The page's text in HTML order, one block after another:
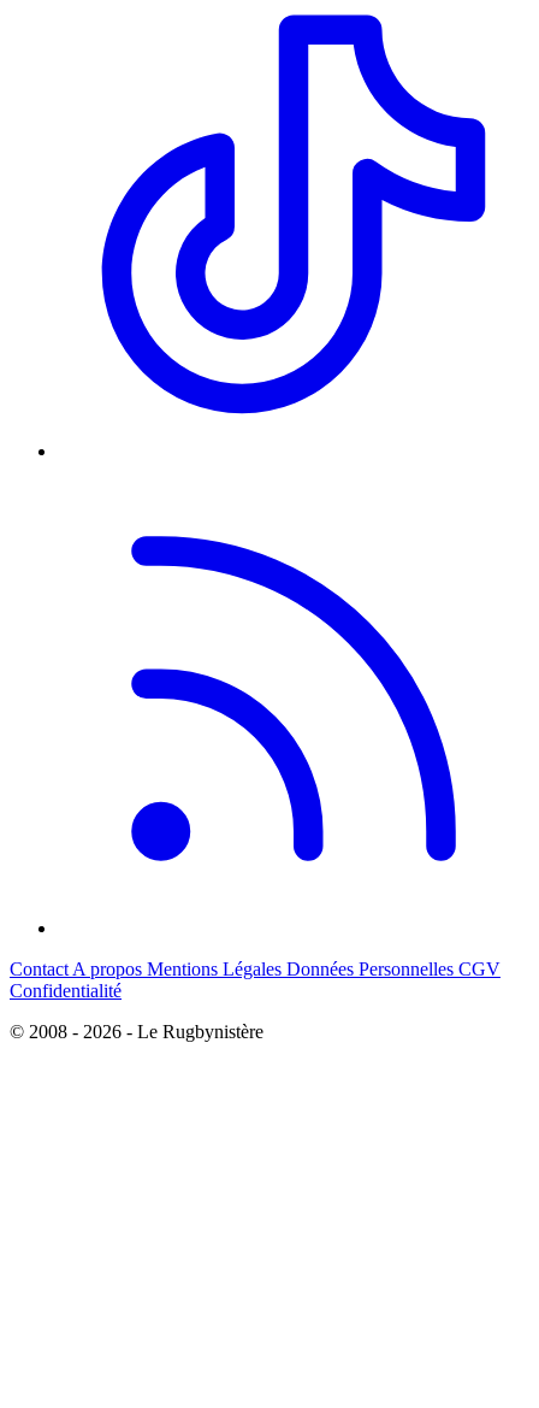
Contact A propos Mentions Légales Données Personnelles CGV
Confidentialité
© 2008 - 2026 - Le Rugbynistère